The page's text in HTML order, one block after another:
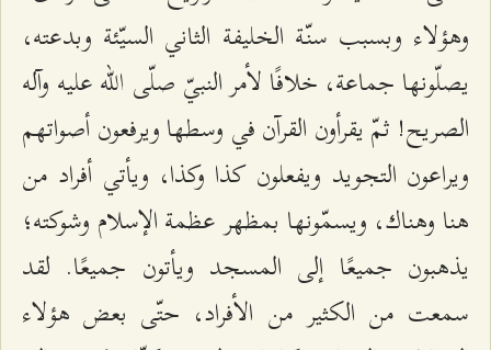
وهؤلاء وبسبب سنّة الخليفة الثاني السيّئة وبدعته،
يصلّونها جماعة، خلافًا لأمر النبيّ صلّى الله عليه وآله
الصريح! ثمّ يقرأون القرآن في وسطها ويرفعون أصواتهم
ويراعون التجويد ويفعلون كذا وكذا، ويأتي أفراد من
هنا وهناك، ويسمّونها بمظهر عظمة الإسلام وشوكته؛
يذهبون جميعًا إلى المسجد ويأتون جميعًا. لقد
سمعت من الكثير من الأفراد، حتّى بعض هؤلاء